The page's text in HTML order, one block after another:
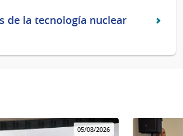
de la tecnología nuclear
05/08/2026